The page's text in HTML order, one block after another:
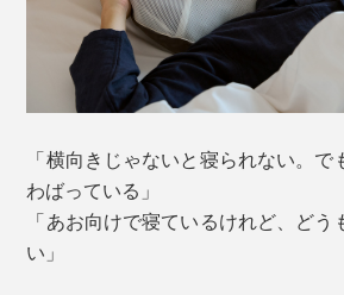
「横向きじゃないと寝られない。
わばっている」
「あお向けで寝ているけれど、ど
い」